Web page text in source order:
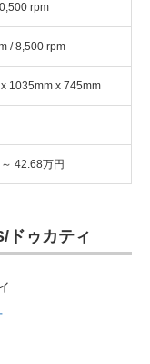
rpm
/ 8,500 rpm
1035mm x 745mm
42.68万円
ドゥカティ